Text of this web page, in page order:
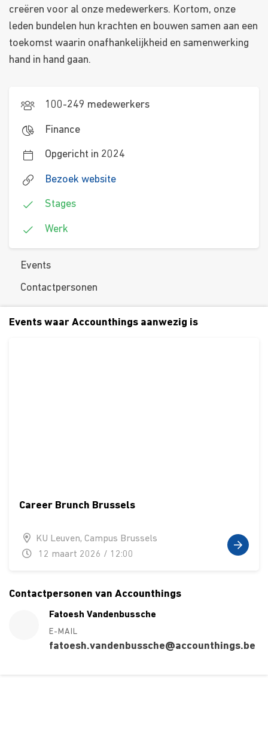
creëren voor al onze medewerkers. Kortom, onze
leden bundelen hun krachten en bouwen samen aan een
toekomst waarin onafhankelijkheid en samenwerking
hand in hand gaan.
100-249 medewerkers
Finance
Opgericht in 2024
Bezoek website
Stages
Werk
Events
Contactpersonen
Events waar Accounthings aanwezig is
Career Brunch Brussels
KU Leuven, Campus Brussels
12 maart 2026 / 12:00
Contactpersonen van Accounthings
Fatoesh Vandenbussche
E-MAIL
fatoesh.vandenbussche@accounthings.be